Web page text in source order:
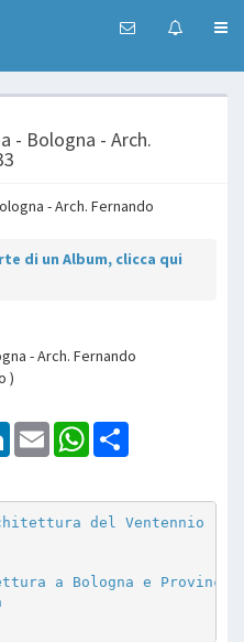
- Bologna - Arch.
di un Album, clicca qui
- Arch. Fernando
)
LinkedInEmail WhatsApp
del Ventennio
a Bologna e